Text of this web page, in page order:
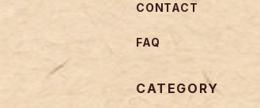
CONTACT
FAQ
CATEGORY